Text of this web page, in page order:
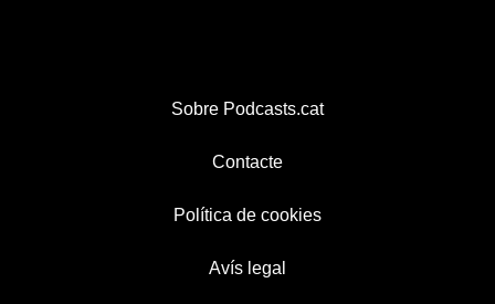
Sobre Podcasts.cat
Contacte
Política de cookies
Avís legal